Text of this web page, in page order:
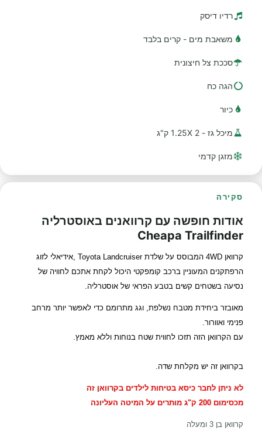
רדיו דיסק
משאבת מים - קרים בלבד
סככת צל חיצונית
הגה כח
כיור
מיכל גז - 2 1.25X ק"ג
מזגן קדמי
סקירה
אודות חופשה עם קרוואנים באוסטרליה
Cheapa Trailfinder
קרוואן 4WD המבוסס על שלדת Toyota Landcruiser ,אידיאלי לזוג
הרפתקנים המעוניין ברכב קומפקטי היכול לקחת אתכם לחוויה של
נסיעה בשטחים קשים בטבע הפראי של אוסטרליה.
מאובזר ביחידת מטבח נשלפת, וגג מתרומם כדי לאפשר יותר מרחב
פנימי ואוורור.
עם הקרוואן הזה תזכו לחווית שטח בנוחות וללא מאמץ.
בקרוואן זה יש מקלחת שדה.
לא ניתן לחבר כיסא בטיחות לילדים בקרוואן זה
מכסימום 200 ק"ג מותרים על המיטה העליונה
קרוואן בן 3 ומעלה